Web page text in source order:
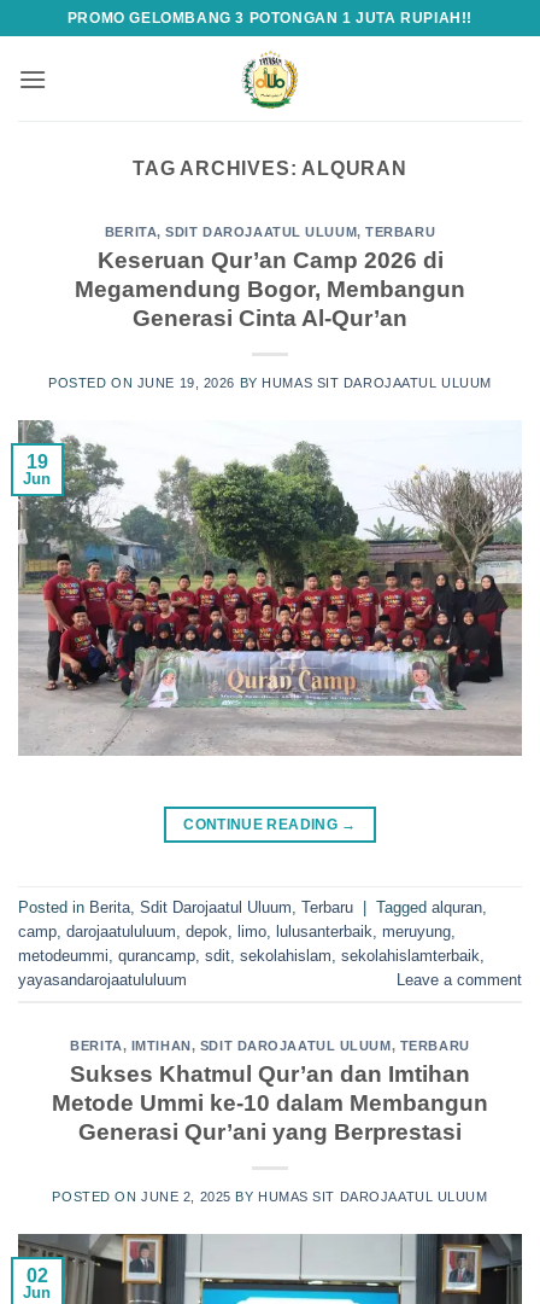
content
PROMO GELOMBANG 3 POTONGAN 1 JUTA RUPIAH!!
TAG ARCHIVES: ALQURAN
BERITA,SDIT DAROJAATUL ULUUM,TERBARU
Keseruan Qur’an Camp 2026 di
Megamendung Bogor, Membangun
Generasi Cinta Al-Qur’an
POSTED ON JUNE 19, 2026 BY HUMAS SIT DAROJAATUL ULUUM
19
Jun
CONTINUE READING →
Posted in Berita Sdit Darojaatul Uluum Terbaru | Tagged alquran
camp darojaatululuum depok limo lulusanterbaik meruyung
metodeummi qurancamp sdit sekolahislam sekolahislamterbaik
yayasandarojaatululuum
Leave a comment
BERITA, IMTIHAN , SDIT DAROJAATUL ULUUM , TERBARU
Sukses Khatmul Qur’an dan Imtihan
Metode Ummi ke-10 dalam Membangun
Generasi Qur’ani yang Berprestasi
POSTED ONJUNE 2, 2025 BY HUMAS SIT DAROJAATUL ULUUM
02
Jun